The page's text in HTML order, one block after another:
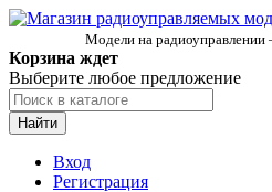
Модели на радиоуправлении
Корзина ждет
Выберите любое предложение
Найти
Вход
Регистрация